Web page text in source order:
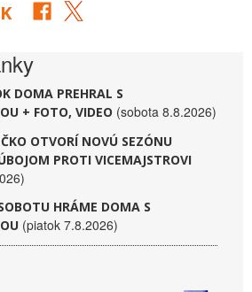
DOMA PREHRAL S
+ FOTO, VIDEO (sobota 8.8.2026)
OTVORÍ NOVÚ SEZÓNU
PROTI VICEMAJSTROVI
HRÁME DOMA S
(piatok 7.8.2026)